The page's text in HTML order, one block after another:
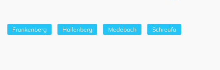
Frankenberg Hallenberg Medebach Schreufa